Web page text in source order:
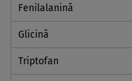
Fenilalanină
Glicină
Triptofan